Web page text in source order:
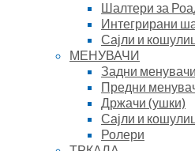
Шалтери за
Интегрирани
Сајли и
МЕНУВАЧИ
Задни менувачи
Предни
Држачи (ушки)
Сајли и
Ролери